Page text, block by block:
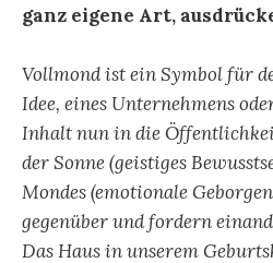
ganz eigene Art,
Vollmond ist ein Symbol für
Idee, eines Unternehmens
Inhalt nun in die
der Sonne (geistiges
Mondes (emotionale
gegenüber und fordern
Das Haus in unserem